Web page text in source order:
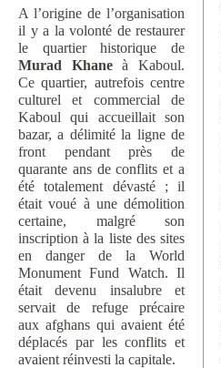
A l’origine de l’organisation
il y a la volonté de restaurer
le quartier historique de
Murad Khaneà Kaboul.
Ce quartier, autrefois centre
culturel et commercial de
Kaboul qui accueillait son
bazar, a délimité la ligne de
front pendant près de
quarante ans de conflits et a
été totalement dévasté ; il
était voué à une démolition
certaine, malgré son
inscription à la liste des sites
en danger de la World
Monument Fund Watch. Il
était devenu insalubre et
servait de refuge précaire
aux afghans qui avaient été
déplacés par les conflits et
avaient réinvesti la capitale.